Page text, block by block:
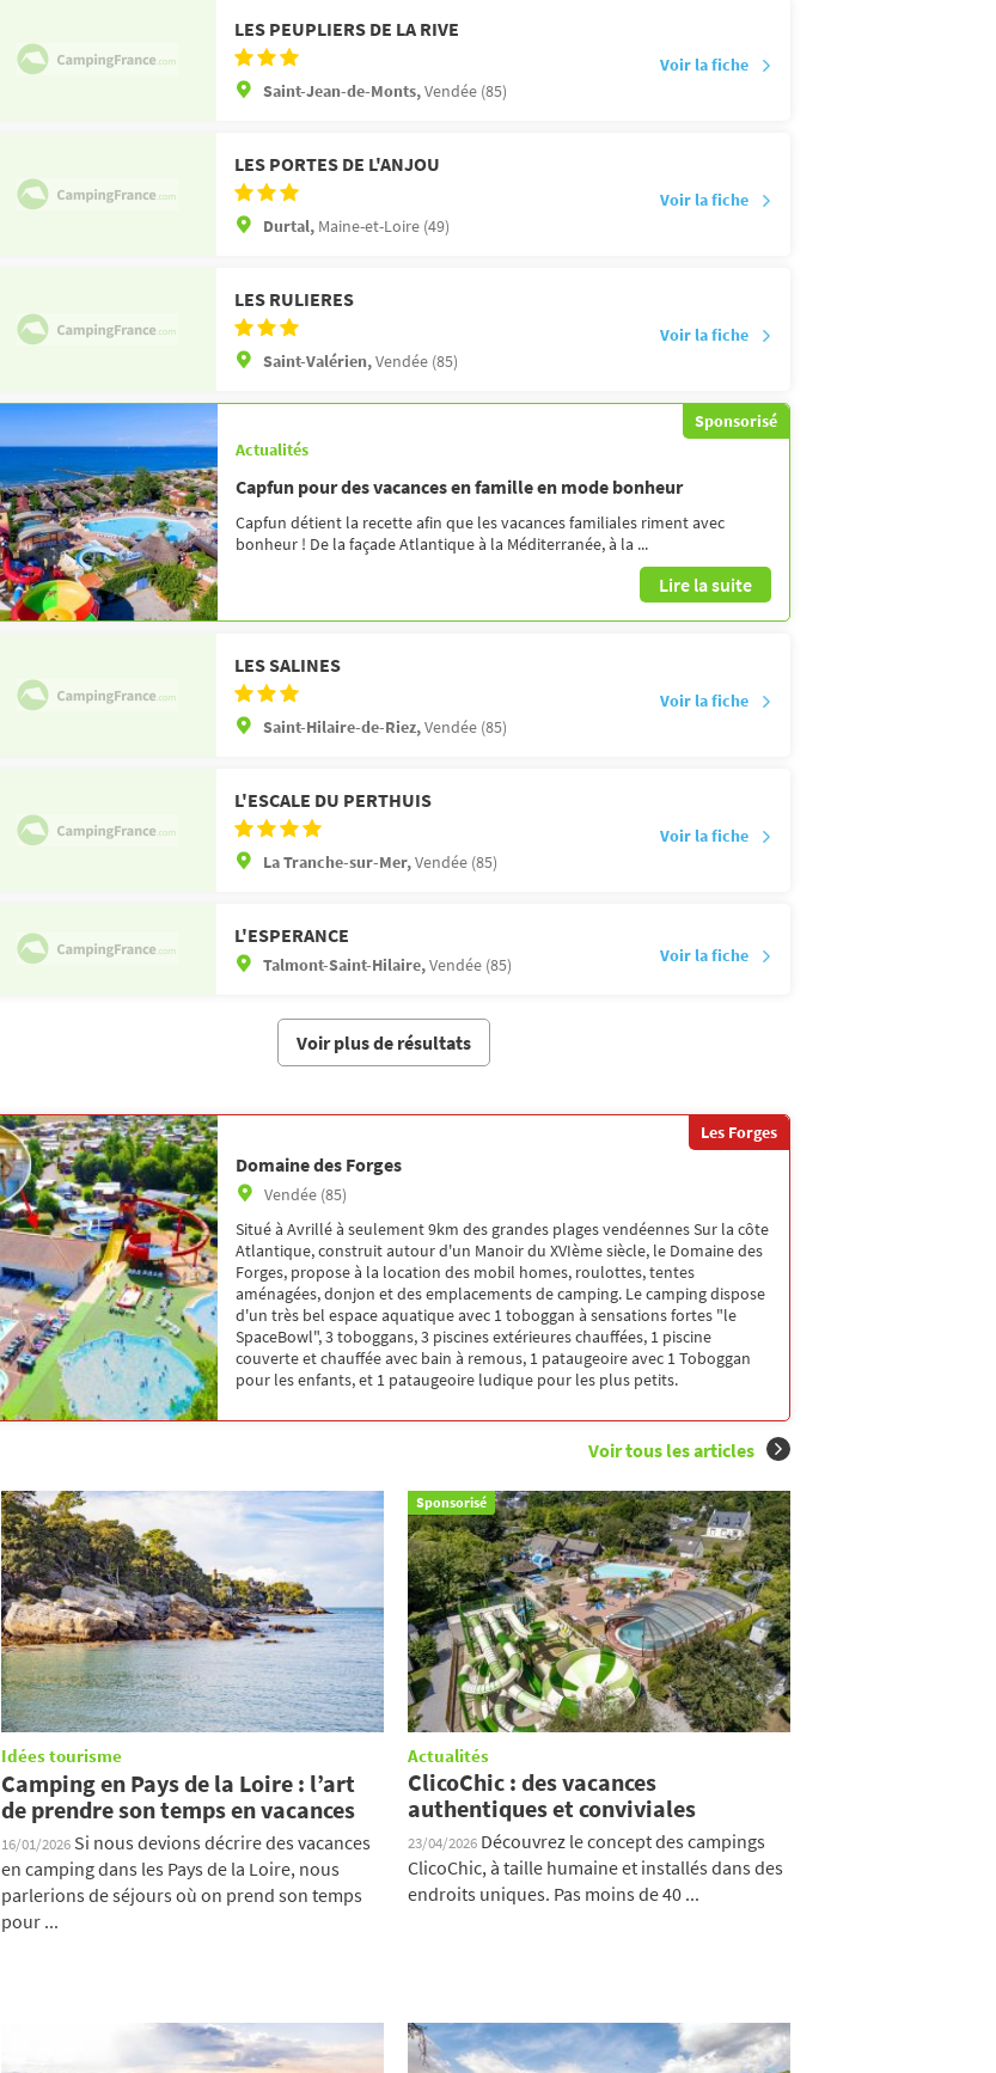
LES PEUPLIERS DE LA RIVE
Saint-Jean-de-Monts,Vendée (85)
Voir la fiche
LES PORTES DE L'ANJOU
Durtal, Maine-et-Loire (49)
Voir la fiche
LES RULIERES
Saint-Valérien,Vendée (85)
Voir la fiche
Sponsorisé
Actualités
Capfun pour des vacances en famille en mode bonheur
Capfun détient la recette afin que les vacances familiales riment avec
bonheur ! De la façade Atlantique à la Méditerranée, à la ...
Lire la suite
LES SALINES
Saint-Hilaire-de-Riez,Vendée (85)
Voir la fiche
L'ESCALE DU PERTHUIS
La Tranche-sur-Mer,Vendée (85)
Voir la fiche
L'ESPERANCE
Talmont-Saint-Hilaire,Vendée (85) Voir la fiche
Voir plus de résultats
Les Forges
Domaine des Forges
Vendée (85)
Situé à Avrillé à seulement 9km des grandes plages vendéennes Sur la côte
Atlantique, construit autour d'un Manoir du XVIème siècle, le Domaine des
Forges, propose à la location des mobil homes, roulottes, tentes
aménagées, donjon et des emplacements de camping. Le camping dispose
d'un très bel espace aquatique avec 1 toboggan à sensations fortes "le
SpaceBowl", 3 toboggans, 3 piscines extérieures chauffées, 1 piscine
couverte et chauffée avec bain à remous, 1 pataugeoire avec 1 Toboggan
pour les enfants, et 1 pataugeoire ludique pour les plus petits.
Voir tous les articles
Idées tourisme
Camping en Pays de la Loire : l’art
de prendre son temps en vacances
16/01/2026 Si nous devions décrire des vacances
en camping dans les Pays de la Loire, nous
parlerions de séjours où on prend son temps
pour ...
Sponsorisé
Actualités
ClicoChic : des vacances
authentiques et conviviales
23/04/2026 Découvrez le concept des campings
ClicoChic, à taille humaine et installés dans des
endroits uniques. Pas moins de 40 ...